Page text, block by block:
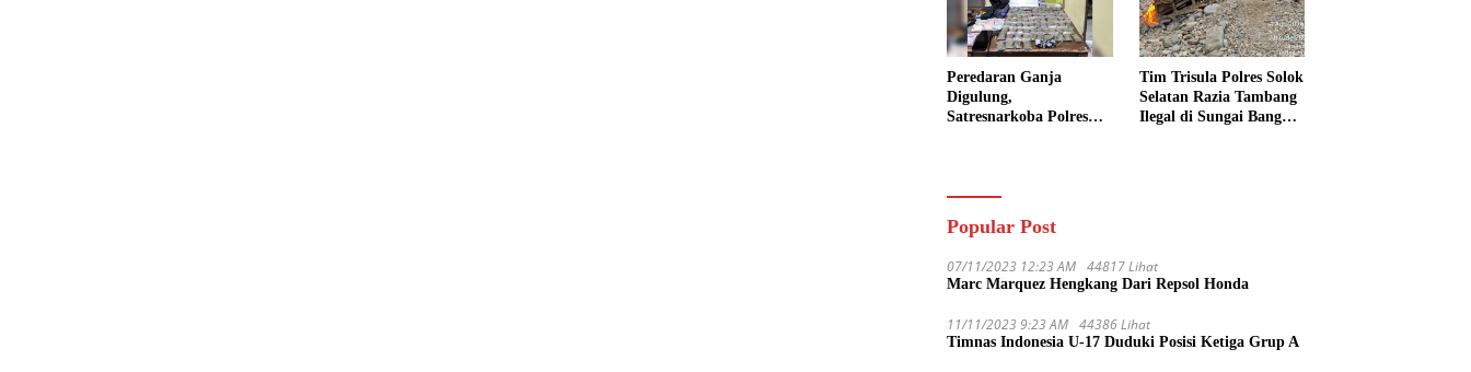
Peredaran Ganja
Digulung,
Satresnarkoba Polres
Datar
Tim Trisula Polres Solok
Selatan Razia Tambang
Ilegal di Sungai Bangko,
Popular Post
07/11/2023 12:23 AM 44817 Lihat
Marc Marquez Hengkang Dari Repsol Honda
11/11/2023 9:23 AM 44386 Lihat
Timnas Indonesia U-17 Duduki Posisi Ketiga Grup A